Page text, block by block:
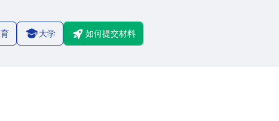
大学 如何提交材料